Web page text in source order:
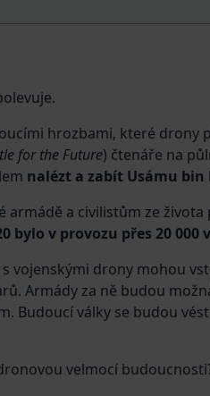
hrozbami, které drony
for the Future) čtenáře na
nalézt a zabít Usámu bin
armádě a civilistům ze života
bylo v provozu přes 20 000
vojenskými drony mohou
Armády za ně budou
Budoucí války se budou
velmocí